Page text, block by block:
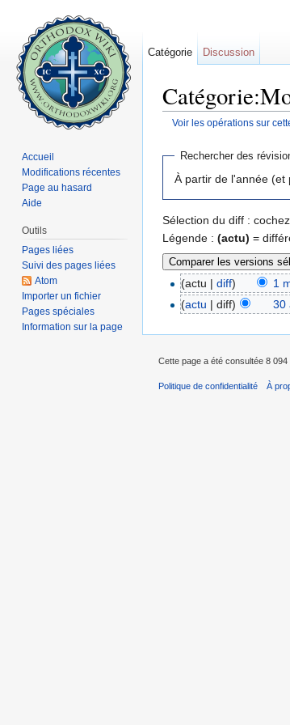
Voir les opérations sur
Rechercher des
À partir de l'année (et
Sélection du diff :
Légende : (actu) =
(actu |diff) 1
(actu | diff) 30
Catégorie Discussion
Accueil
Modifications récentes
Page au hasard
Aide
Outils
Pages liées
Suivi des pages liées
Atom
Importer un fichier
Pages spéciales
Information sur la page
Cette page a été consultée 8 094
Politique de confidentialité À